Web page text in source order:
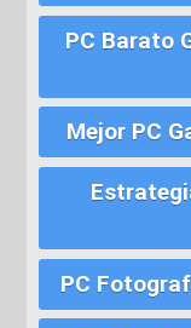
PC Barato
Mejor PC
PC